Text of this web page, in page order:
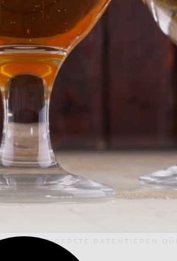
BRAUGERSTE PATENTIEREN